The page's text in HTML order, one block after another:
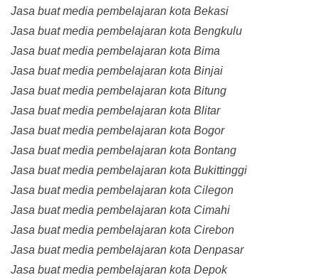
Jasa buat media pembelajaran kota Bekasi
Jasa buat media pembelajaran kota Bengkulu
Jasa buat media pembelajaran kota Bima
Jasa buat media pembelajaran kota Binjai
Jasa buat media pembelajaran kota Bitung
Jasa buat media pembelajaran kota Blitar
Jasa buat media pembelajaran kota Bogor
Jasa buat media pembelajaran kota Bontang
Jasa buat media pembelajaran kota Bukittinggi
Jasa buat media pembelajaran kota Cilegon
Jasa buat media pembelajaran kota Cimahi
Jasa buat media pembelajaran kota Cirebon
Jasa buat media pembelajaran kota Denpasar
Jasa buat media pembelajaran kota Depok